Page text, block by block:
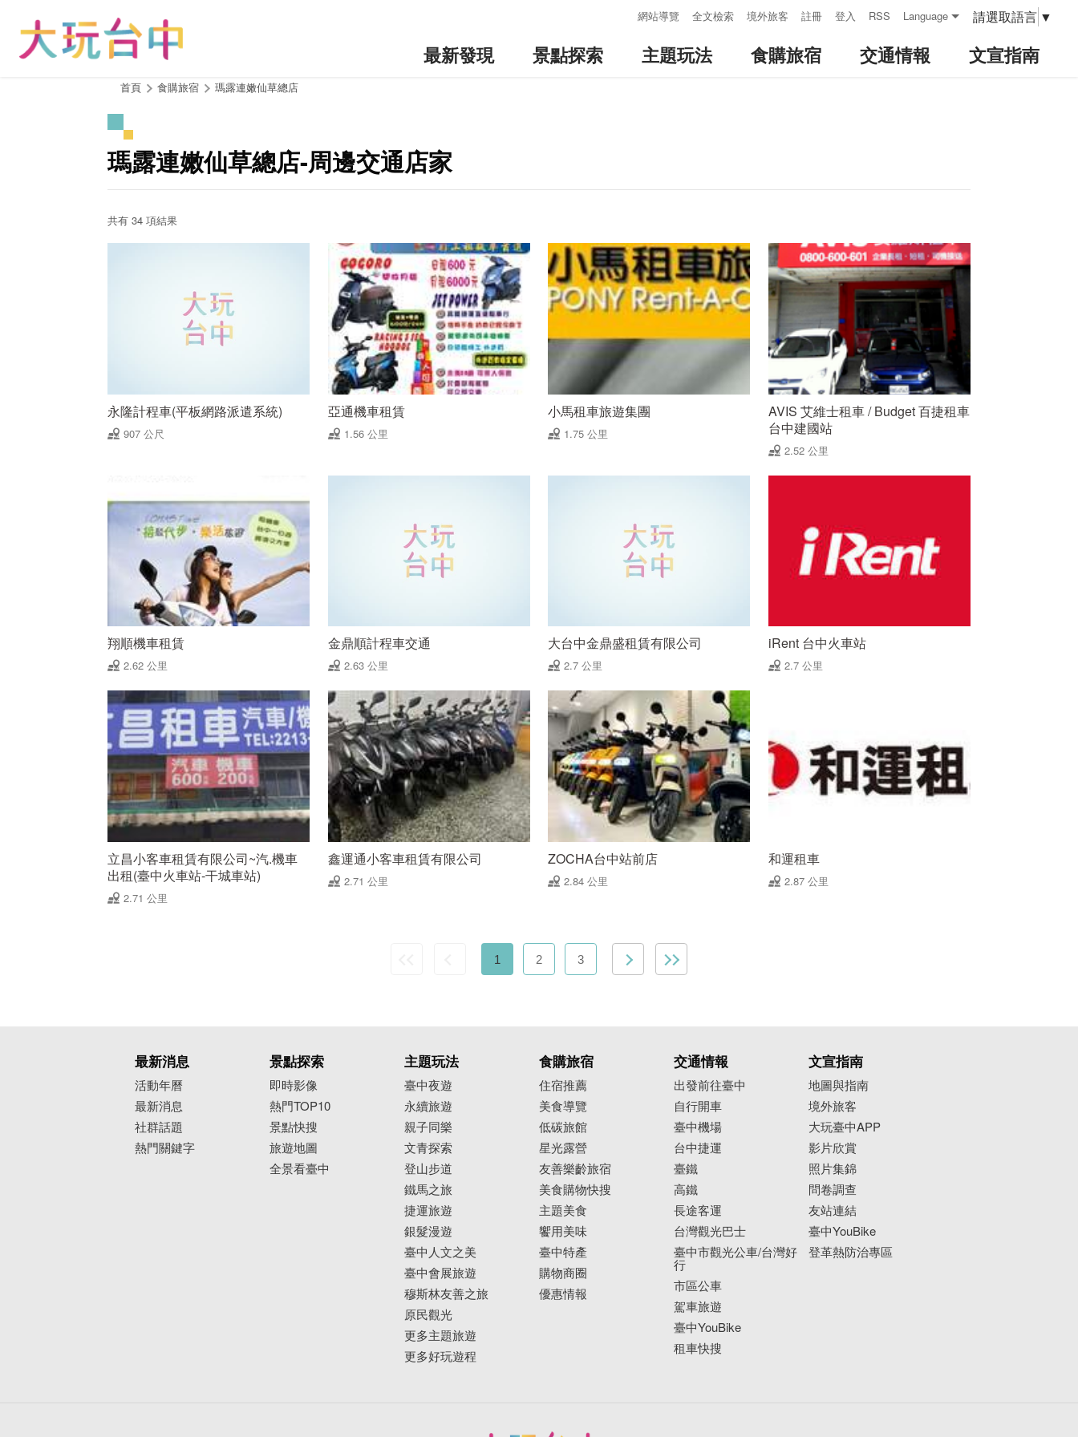
網站導覽 全文檢索 境外旅客 註冊 登入 RSS Language 請選取語言 ▼
最新發現 景點探索 主題玩法 食購旅宿 交通情報 文宣指南
首頁 食購旅宿 瑪露連嫩仙草總店
瑪露連嫩仙草總店-周邊交通店家
共有 34 項結果
永隆計程車(平板網路派遣系統)
907 公尺
亞通機車租賃
1.56 公里
小馬租車旅遊集團
1.75 公里
AVIS 艾維士租車 / Budget 百捷租車
台中建國站
2.52 公里
翔順機車租賃
2.62 公里
金鼎順計程車交通
2.63 公里
大台中金鼎盛租賃有限公司
2.7 公里
iRent 台中火車站
2.7 公里
立昌小客車租賃有限公司~汽.機車
出租(臺中火車站-干城車站)
2.71 公里
鑫運通小客車租賃有限公司
2.71 公里
ZOCHA台中站前店
2.84 公里
和運租車
2.87 公里
1 2 3
最新消息
活動年曆
最新消息
社群話題
熱門關鍵字
景點探索
即時影像
熱門TOP10
景點快搜
旅遊地圖
全景看臺中
主題玩法
臺中夜遊
永續旅遊
親子同樂
文青探索
登山步道
鐵馬之旅
捷運旅遊
銀髮漫遊
臺中人文之美
臺中會展旅遊
穆斯林友善之旅
原民觀光
更多主題旅遊
更多好玩遊程
食購旅宿
住宿推薦
美食導覽
低碳旅館
星光露營
友善樂齡旅宿
美食購物快搜
主題美食
饗用美味
臺中特產
購物商圈
優惠情報
交通情報
出發前往臺中
自行開車
臺中機場
台中捷運
臺鐵
高鐵
長途客運
台灣觀光巴士
臺中市觀光公車/台灣好
行
市區公車
駕車旅遊
臺中YouBike
租車快搜
文宣指南
地圖與指南
境外旅客
大玩臺中APP
影片欣賞
照片集錦
問卷調查
友站連結
臺中YouBike
登革熱防治專區